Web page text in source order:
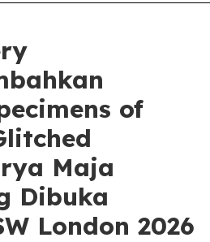
of
Maja
Dibuka
London 2026